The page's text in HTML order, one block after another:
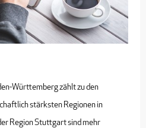
Württemberg zählt zu den
stärksten Regionen in
Region Stuttgart sind mehr